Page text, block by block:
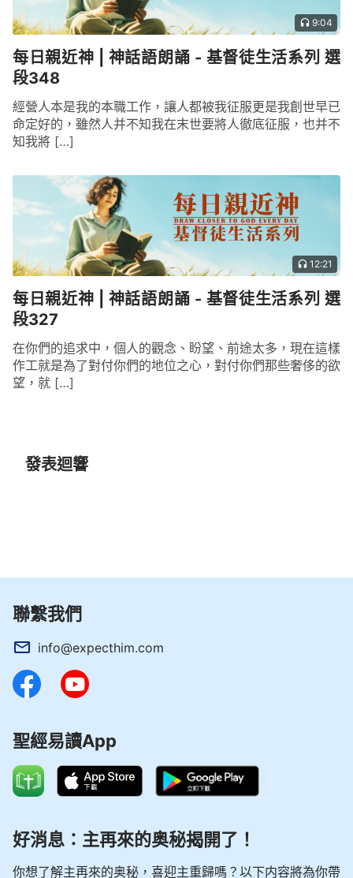
9:04
每日親近神 | 神話語朗誦 - 基督徒生活系列 選
段348
經營人本是我的本職工作，讓人都被我征服更是我創世早已
命定好的，雖然人并不知我在末世要將人徹底征服，也并不
知我將 […]
12:21
每日親近神 | 神話語朗誦 - 基督徒生活系列 選
段327
在你們的追求中，個人的觀念、盼望、前途太多，現在這樣
作工就是為了對付你們的地位之心，對付你們那些奢侈的欲
望，就 […]
發表迴響
聯繫我們
info@expecthim.com
聖經易讀App
好消息：主再來的奥秘揭開了！
你想了解主再來的奥秘，喜迎主重歸嗎？以下内容將為你帶